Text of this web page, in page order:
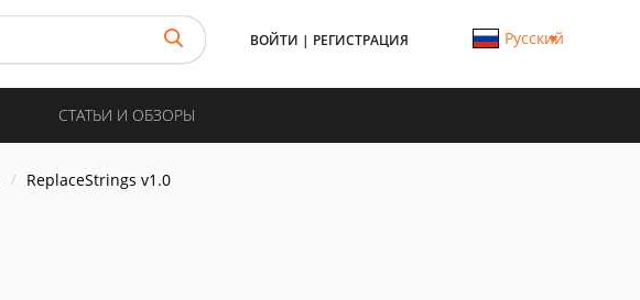
ВОЙТИ | РЕГИСТРАЦИЯ Русский
СТАТЬИ И ОБЗОРЫ
ReplaceStrings v1.0